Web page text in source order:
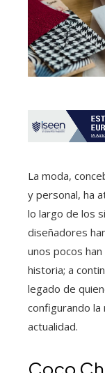
La moda,
y personal, ha
lo largo de los
diseñadores
unos pocos
historia; a
legado de
configurando la
actualidad.
Coco